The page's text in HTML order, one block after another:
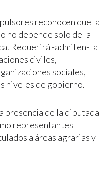
reconocen que la
no depende solo de la
Requerirá -admiten- la
civiles,
sociales,
niveles de gobierno.
presencia de la diputada
representantes
a áreas agrarias y